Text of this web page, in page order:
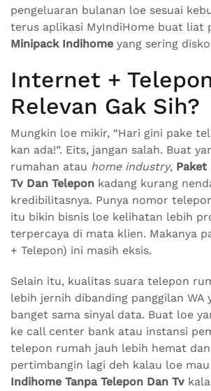
pengeluaran bulanan loe sesuai
terus aplikasi MyIndiHome buat liat
Minipack Indihome yang sering
Internet +
Relevan Gak Sih?
Mungkin loe mikir, “Hari gini pake
kan ada!”. Eits, jangan salah. Buat
rumahan atau home industry, Paket
Tv Dan Telepon kadang kurang
kredibilitasnya. Punya nomor
itu bikin bisnis loe kelihatan lebih
terpercaya di mata klien. Makanya
+ Telepon) ini masih eksis.
Selain itu, kualitas suara telepon
lebih jernih dibanding panggilan WA
banget sama sinyal data. Buat loe
ke call center bank atau instansi
telepon rumah jauh lebih hemat
pertimbangin lagi deh kalau loe
Indihome Tanpa Telepon Dan Tv